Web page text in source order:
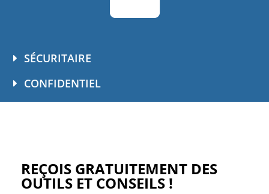
SÉCURITAIRE
CONFIDENTIEL
REÇOIS GRATUITEMENT DES
OUTILS ET CONSEILS !